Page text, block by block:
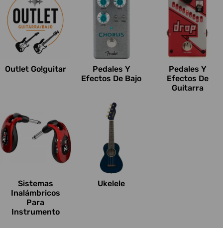
Outlet Go!guitar
Pedales Y
Efectos De Bajo
Pedales Y
Efectos De
Guitarra
Sistemas
Inalámbricos
Para
Instrumento
Ukelele